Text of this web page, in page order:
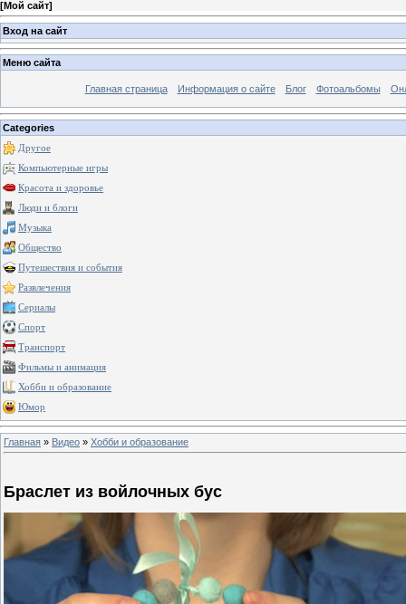
[Мой сайт]
Вход на сайт
Меню сайта
Главная страница Информация о сайте Блог Фотоальбомы
Categories
Другое
Компьютерные игры
Красота и здоровье
Люди и блоги
Музыка
Общество
Путешествия и события
Развлечения
Сериалы
Спорт
Транспорт
Фильмы и анимация
Хобби и образование
Юмор
Главная » Видео » Хобби и образование
Браслет из войлочных бус